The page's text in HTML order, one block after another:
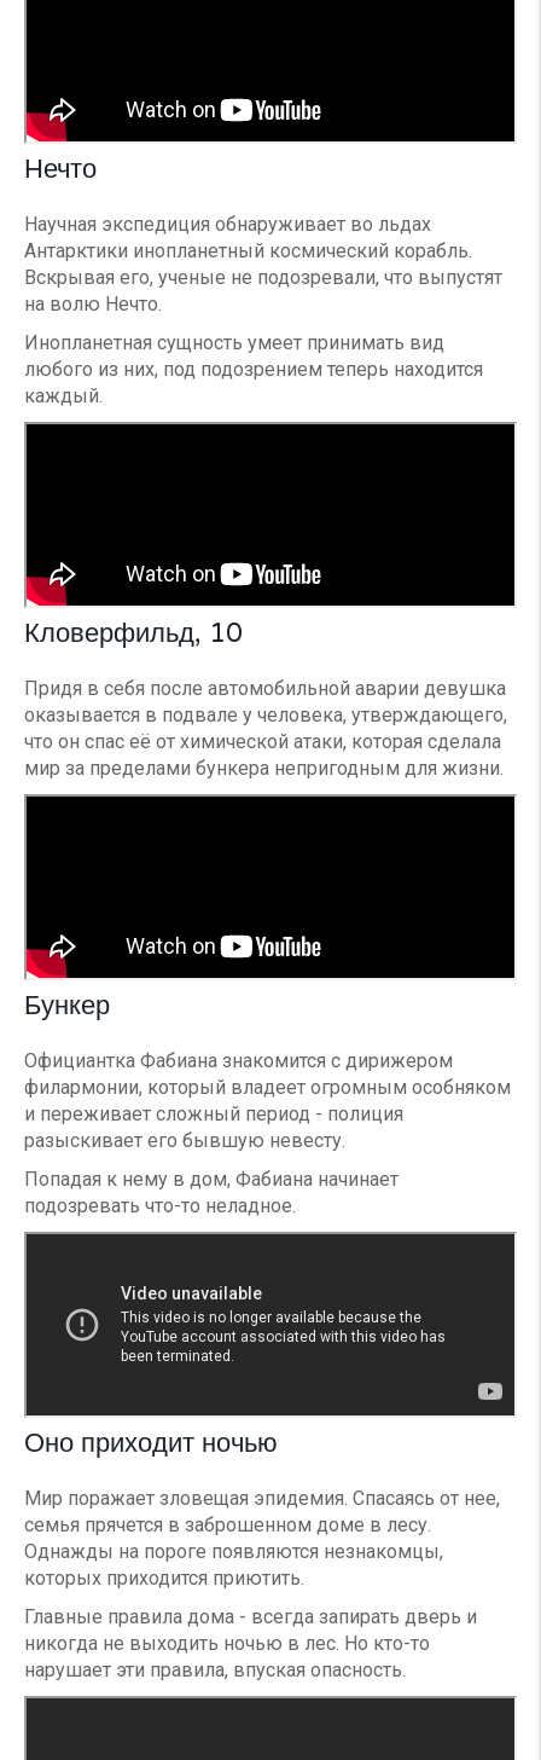
Нечто
Научная экспедиция обнаруживает во льдах
Антарктики инопланетный космический корабль.
Вскрывая его, ученые не подозревали, что выпустят
на волю Нечто.
Инопланетная сущность умеет принимать вид
любого из них, под подозрением теперь находится
каждый.
Кловерфильд, 10
Придя в себя после автомобильной аварии девушка
оказывается в подвале у человека, утверждающего,
что он спас её от химической атаки, которая сделала
мир за пределами бункера непригодным для жизни.
Бункер
Официантка Фабиана знакомится с дирижером
филармонии, который владеет огромным особняком
и переживает сложный период - полиция
разыскивает его бывшую невесту.
Попадая к нему в дом, Фабиана начинает
подозревать что-то неладное.
Оно приходит ночью
Мир поражает зловещая эпидемия. Спасаясь от нее,
семья прячется в заброшенном доме в лесу.
Однажды на пороге появляются незнакомцы,
которых приходится приютить.
Главные правила дома - всегда запирать дверь и
никогда не выходить ночью в лес. Но кто-то
нарушает эти правила, впуская опасность.